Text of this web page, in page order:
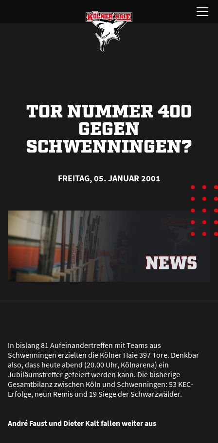
Menü
öffnen
TOR NUMMER 400
GEGEN
SCHWENNINGEN?
FREITAG, 05. JANUAR 2001
In bislang 81 Aufeinandertreffen mit Teams aus
Schwenningen erzielten die Kölner Haie 397 Tore. Denkbar
also, dass heute abend (20.00 Uhr, Kölnarena) ein
Jubiläumstreffer gefeiert werden kann. Die bisherige
Gesamtbilanz zwischen Köln und Schwenningen: 53 KEC-
Erfolge, neun Remis und 19 Siege der Schwarzwälder.
André Faust und Dieter Kalt fallen weiter aus